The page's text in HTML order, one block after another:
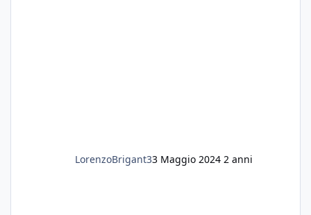
LorenzoBrigant33 Maggio 2024 2 anni